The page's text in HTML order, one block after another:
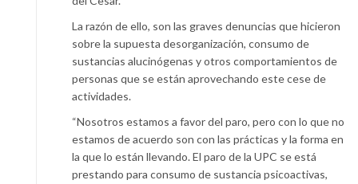
La razón de ello, son las graves denuncias que hicieron
sobre la supuesta desorganización, consumo de
sustancias alucinógenas y otros comportamientos de
personas que se están aprovechando este cese de
actividades.
“Nosotros estamos a favor del paro, pero con lo que no
estamos de acuerdo son con las prácticas y la forma en
la que lo están llevando. El paro de la UPC se está
prestando para consumo de sustancia psicoactivas,